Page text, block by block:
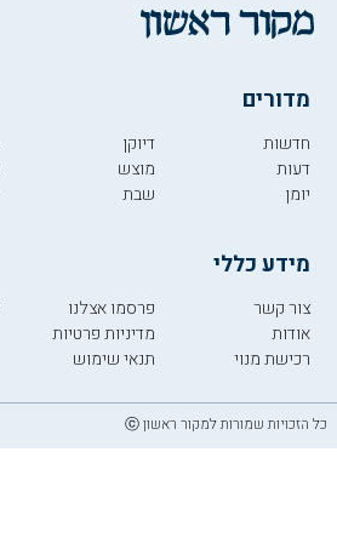
מדורים
חדשות
דעות
יומן
דיוקן
מוצש
שבת
מידע כללי
צור קשר
אודות
רכישת מנוי
פרסמו אצלנו
מדיניות פרטיות
תנאי שימוש
כל הזכויות שמורות למקור ראשון ⓒ